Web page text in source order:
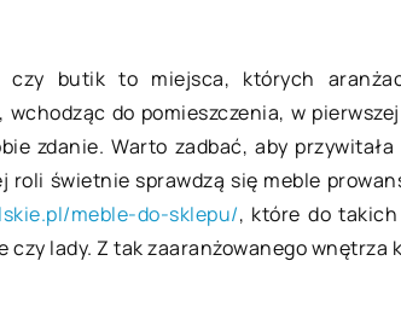
czy butik to miejsca, których
do pomieszczenia, w
zdanie. Warto zadbać, aby
roli świetnie sprawdzą się meble
meble-do-sklepu/, które do
czy lady. Z tak zaaranżowanego wnętrza
zagwarantowanie